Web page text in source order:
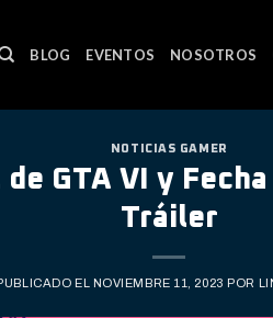
BLOG EVENTOS NOSOTROS
NOTICIAS GAMER
GTA VI y
Tráiler
EL NOVIEMBRE 11, 2023 POR